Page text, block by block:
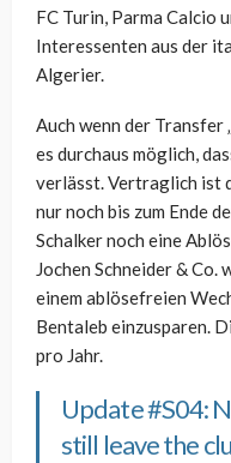
FC Turin, Parma Calcio
Interessenten aus der
Algerier.
Auch wenn der Transfer
es durchaus möglich,
verlässt. Vertraglich
nur noch bis zum Ende
Schalker noch eine
Jochen Schneider & Co.
einem ablösefreien
Bentaleb einzusparen.
pro Jahr.
Update#S04:
still leave the